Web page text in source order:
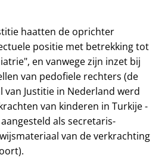
haatten de oprichter
positie met betrekking tot
, en vanwege zijn inzet bij
van pedofiele rechters (de
van Justitie in Nederland werd
van kinderen in Turkije -
als secretaris-
van de verkrachting